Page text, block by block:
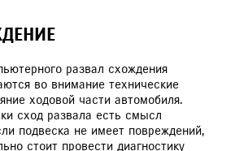
развал схождения
во внимание технические
ходовой части автомобиля.
сход развала есть смысл
подвеска не имеет повреждений,
стоит провести диагностику